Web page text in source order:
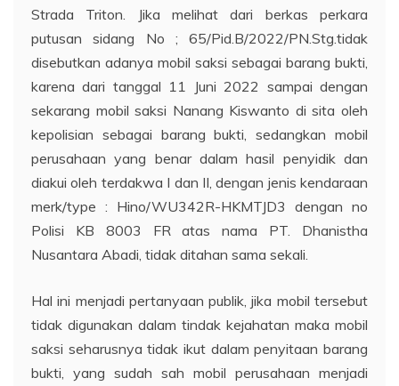
Strada Triton. Jika melihat dari berkas perkara
putusan sidang No ; 65/Pid.B/2022/PN.Stg.tidak
disebutkan adanya mobil saksi sebagai barang bukti,
karena dari tanggal 11 Juni 2022 sampai dengan
sekarang mobil saksi Nanang Kiswanto di sita oleh
kepolisian sebagai barang bukti, sedangkan mobil
perusahaan yang benar dalam hasil penyidik dan
diakui oleh terdakwa I dan II, dengan jenis kendaraan
merk/type : Hino/WU342R-HKMTJD3 dengan no
Polisi KB 8003 FR atas nama PT. Dhanistha
Nusantara Abadi, tidak ditahan sama sekali.
Hal ini menjadi pertanyaan publik, jika mobil tersebut
tidak digunakan dalam tindak kejahatan maka mobil
saksi seharusnya tidak ikut dalam penyitaan barang
bukti, yang sudah sah mobil perusahaan menjadi